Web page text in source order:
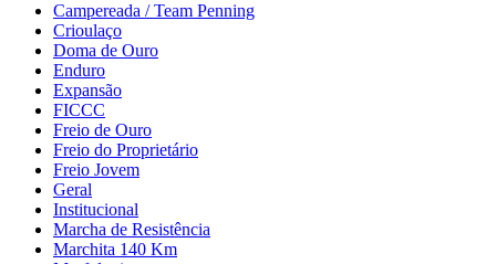
Campereada / Team Penning
Crioulaço
Doma de Ouro
Enduro
Expansão
FICCC
Freio de Ouro
Freio do Proprietário
Freio Jovem
Geral
Institucional
Marcha de Resistência
Marchita 140 Km